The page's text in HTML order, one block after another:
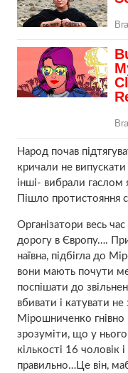
Народ почав
кричали не випускати
інші- вибрали гаслом
Пішло протистояння
Організатори весь
дорогу в Європу….
наївна, підбігла до
вони мають почути
поспішати до
вбивати і катувати
Мірошниченко гнівно
зрозуміти, що у
кількості 16 чоловік
правильно…Це він,